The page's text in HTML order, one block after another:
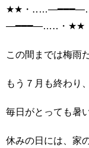
★★・
―━━━―…‥・★★
この間までは梅雨
もう７月も終わり
毎日がとっても暑
休みの日には、家